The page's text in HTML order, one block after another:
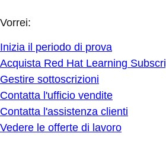
Vorrei:
Inizia il periodo di prova
Acquista Red Hat Learning
Gestire sottoscrizioni
Contatta l'ufficio vendite
Contatta l'assistenza clienti
Vedere le offerte di lavoro